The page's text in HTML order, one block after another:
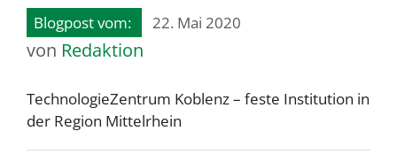
22. Mai 2020
von Redaktion
TechnologieZentrum Koblenz – feste Institution in
der Region Mittelrhein